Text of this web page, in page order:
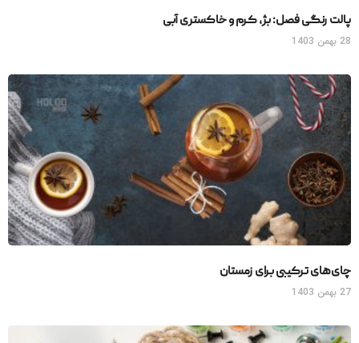
پالت رنگی فصل: بژ، کرم و خاکستری آبی
28 بهمن 1403
چای‌های ترکیبی برای زمستان
27 بهمن 1403